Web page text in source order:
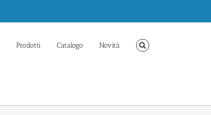
Prodotti Catalogo Novità